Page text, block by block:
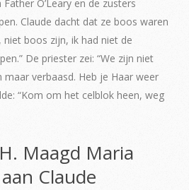
O’Leary en de zusters
Claude dacht dat ze boos waren
niet boos zijn, ik had niet de
De priester zei: “We zijn niet
verbaasd. Heb je Haar weer
“Kom om het celblok heen, weg
Maagd Maria
Claude